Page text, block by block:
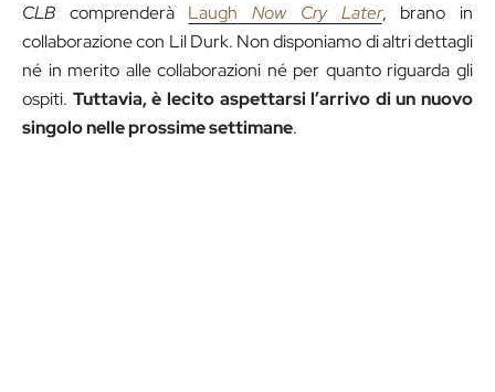
CLB comprenderà Laugh Now Cry Later, brano in
collaborazione con Lil Durk. Non disponiamo di altri dettagli
né in merito alle collaborazioni né per quanto riguarda gli
ospiti. Tuttavia, è lecito aspettarsi l’arrivo di un nuovo
singolo nelle prossime settimane.